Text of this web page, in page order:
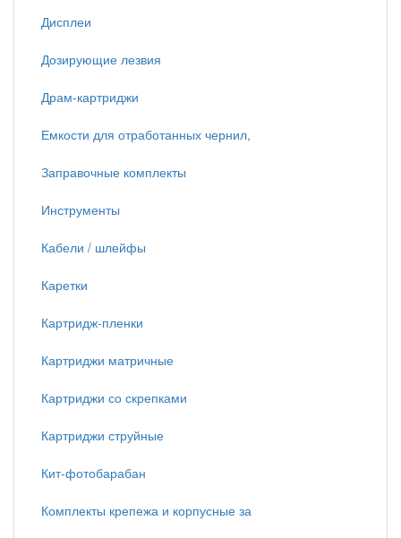
Дисплеи
Дозирующие лезвия
Драм-картриджи
Емкости для отработанных чернил,
Заправочные комплекты
Инструменты
Кабели / шлейфы
Каретки
Картридж-пленки
Картриджи матричные
Картриджи со скрепками
Картриджи струйные
Кит-фотобарабан
Комплекты крепежа и корпусные за